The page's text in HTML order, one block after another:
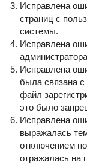
Исправлена
страниц с
системы.
Исправлена
Исправлена
была связана с
файл
это было
Исправлена
выражалась
отключением
отражалась на